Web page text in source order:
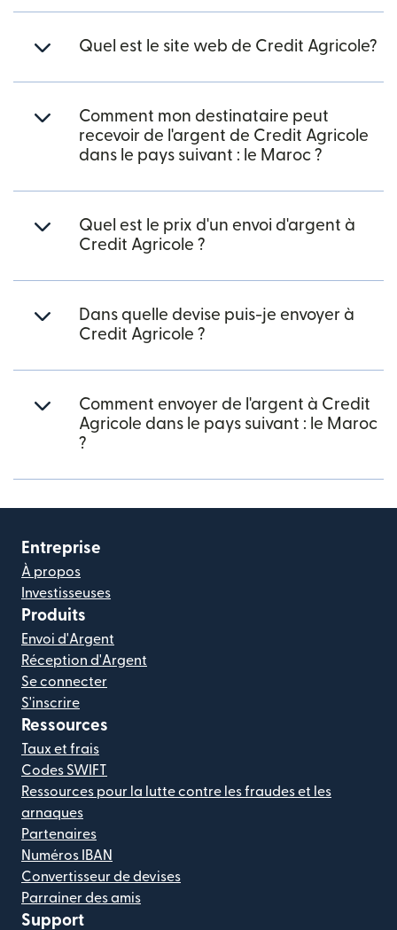
Quel est le site web de Credit Agricole?
Comment mon destinataire peut
recevoir de l'argent de Credit Agricole
dans le pays suivant : le Maroc ?
Quel est le prix d'un envoi d'argent à
Credit Agricole ?
Dans quelle devise puis-je envoyer à
Credit Agricole ?
Comment envoyer de l'argent à Credit
Agricole dans le pays suivant : le Maroc
?
Entreprise
À propos
Investisseuses
Produits
Envoi d'Argent
Réception d'Argent
Se connecter
S'inscrire
Ressources
Taux et frais
Codes SWIFT
Ressources pour la lutte contre les fraudes et les
arnaques
Partenaires
Numéros IBAN
Convertisseur de devises
Parrainer des amis
Support